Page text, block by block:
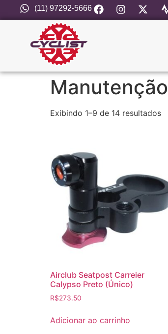
(11) 97292-5666
Manutenção
Exibindo 1–9 de 14 resultados
Airclub Seatpost Carreier
Calypso Preto (Único)
R$273.50
Adicionar ao carrinho